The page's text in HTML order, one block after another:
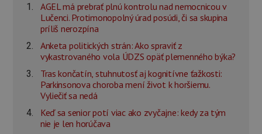
AGEL má prebrať plnú kontrolu nad nemocnicou v
Lučenci. Protimonopolný úrad posúdi, či sa skupina
príliš nerozpína
Anketa politických strán: Ako spraviť z
vykastrovaného vola ÚDZS opäť plemenného býka?
Tras končatín, stuhnutosť aj kognitívne ťažkosti:
Parkinsonova choroba mení život k horšiemu.
Vyliečiť sa nedá
Keď sa senior potí viac ako zvyčajne: kedy za tým
nie je len horúčava